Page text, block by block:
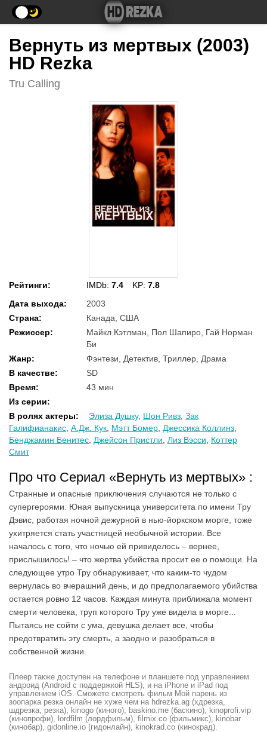
Вернуть из мертвых (2003)
HD Rezka
Tru Calling
Рейтинги: IMDb: 7.4 KP: 7.8
Дата выхода:
2003
Страна:
Канада, США
Режиссер:
Майкл Кэтлман, Пол Шапиро, Гай Норман
Би
Жанр:
Фэнтези, Детектив, Триллер, Драма
В качестве:
SD
Время:
43 мин
Из серии:
В ролях актеры: Элиза Душку, Шон Ривз Зак
Галифианакис А.Дж. Кук Мэтт Бомер Джессика Коллинз
Бенджамин Бенитес Джейсон Пристли Лиз Вэсси
Коттер
Смит
Про что Сериал «Вернуть из мертвых» :
Странные и опасные приключения случаются не только с
супергероями. Юная выпускница университета по имени Тру
Дэвис, работая ночной дежурной в нью-йоркском морге, тоже
ухитряется стать участницей необычной истории. Все
началось с того, что ночью ей привиделось – вернее,
прислышилось! – что жертва убийства просит ее о помощи. На
следующее утро Тру обнаруживает, что каким-то чудом
вернулась во вчерашний день, и до предполагаемого убийства
остается ровно 12 часов. Каждая минута приближала момент
смерти человека, труп которого Тру уже видела в морге...
Пытаясь не сойти с ума, девушка делает все, чтобы
предотвратить эту смерть, а заодно и разобраться в
собственной жизни.
Плеер также доступен на телефоне и планшете под управлением
андроид (Android с поддержкой HLS), и на iPhone и iPad под
управлением iOS. Сможете смотреть фильм Мой парень из
зоопарка резка онлайн не хуже чем на hdrezka.ag (хдрезка,
шдрезка, резка), kinogo (киного), baskino.me (баскино), kinoprofi.vip
(кинопрофи), lordfilm (лордфильм), filmix.co (фильмикс), kinobar
(кинобар), gidonline.io (гидонлайн), kinokrad.сo (кинокрад).